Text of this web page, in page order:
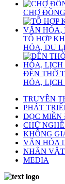
CHỢ
TỔ HỢP
HÓA, DU
ĐỀN THỜ
HÓA, LỊCH
TRUYỀN
PHÁT
DỌC MIỀN
CHỮ
KHÔNG
VĂN HÓA
NHÂN
MEDIA